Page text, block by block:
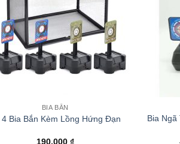
BIA BẮN
4 Bia Bắn Kèm Lồng Hứng Đạn
190.000 ₫
Bia Ngã